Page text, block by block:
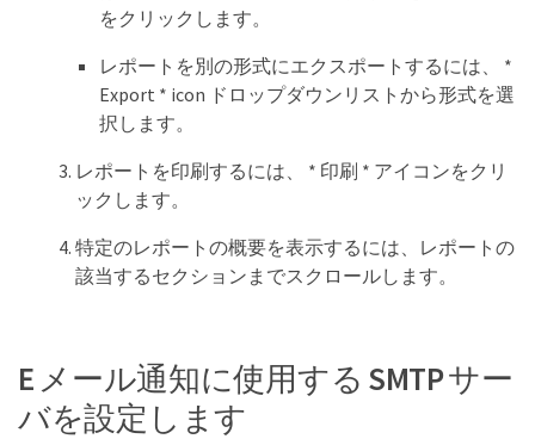
をクリックします。
レポートを別の形式にエクスポートするには、 *
Export * icon ドロップダウンリストから形式を選
択します。
レポートを印刷するには、 * 印刷 * アイコンをクリ
ックします。
特定のレポートの概要を表示するには、レポートの
該当するセクションまでスクロールします。
E メール通知に使用する SMTP サー
バを設定します